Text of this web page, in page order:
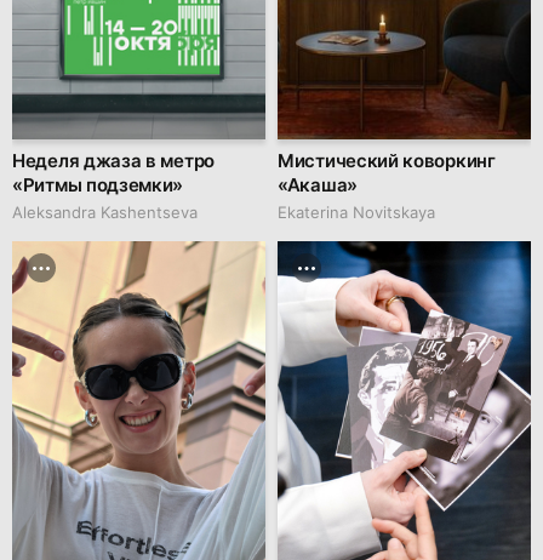
Неделя джаза в метро
«Ритмы подземки»
Aleksandra Kashentseva
Мистический коворкинг
«Акаша»
Ekaterina Novitskaya